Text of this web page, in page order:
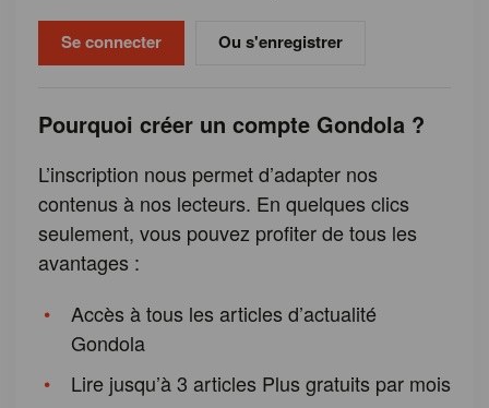
Ou s'enregistrer
Pourquoi créer un compte Gondola ?
L’inscription nous permet d’adapter nos
contenus à nos lecteurs. En quelques clics
seulement, vous pouvez profiter de tous les
avantages :
Accès à tous les articles d’actualité
Gondola
Lire jusqu’à 3 articles Plus gratuits par mois